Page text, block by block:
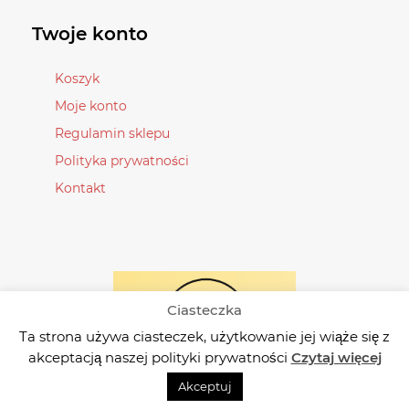
wybrać
Twoje konto
Koszyk
Moje konto
Regulamin sklepu
Polityka prywatności
Kontakt
Ciasteczka
Ta strona używa ciasteczek, użytkowanie jej wiąże się z
akceptacją naszej polityki prywatności Czytaj więcej
Akceptuj